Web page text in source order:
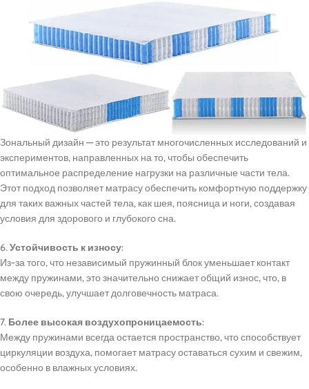
Зональный дизайн — это результат многочисленных исследований и
экспериментов, направленных на то, чтобы обеспечить
оптимальное распределение нагрузки на различные части тела.
Этот подход позволяет матрасу обеспечить комфортную поддержку
для таких важных частей тела, как шея, поясница и ноги, создавая
условия для здорового и глубокого сна.
6.Устойчивость к износу:
Из-за того, что независимый пружинный блок уменьшает контакт
между пружинами, это значительно снижает общий износ, что, в
свою очередь, улучшает долговечность матраса.
7. Более высокая воздухопроницаемость:
Между пружинами всегда остается пространство, что способствует
циркуляции воздуха, помогает матрасу оставаться сухим и свежим,
особенно в влажных условиях.